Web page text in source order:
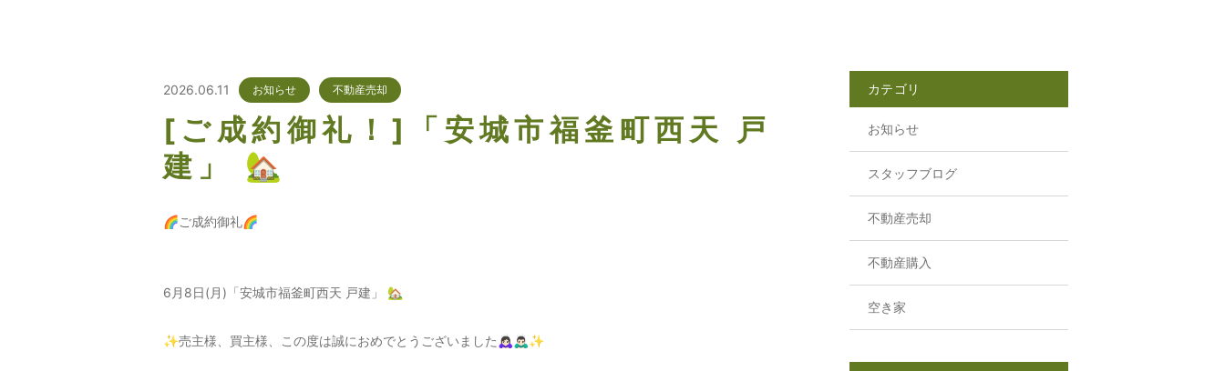
2026.06.11 お知らせ 不動産売却
[ご成約御礼！]「安城市福釜町西天 戸
建」 🏡
🌈ご成約御礼🌈
6月8日(月)「安城市福釜町西天 戸建」 🏡
✨売主様、買主様、この度は誠におめでとうございました🙇🏻‍♀️🙇🏻‍♂️✨
カテゴリ
お知らせ
スタッフブログ
不動産売却
不動産購入
空き家